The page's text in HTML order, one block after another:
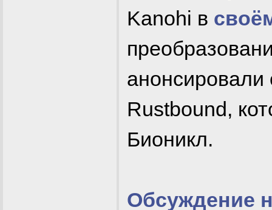
Kanohi в
анонсировали
Rustbound,
Бионикл.
Обсуждение